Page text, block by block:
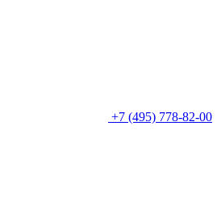
+7 (495) 778-82-00